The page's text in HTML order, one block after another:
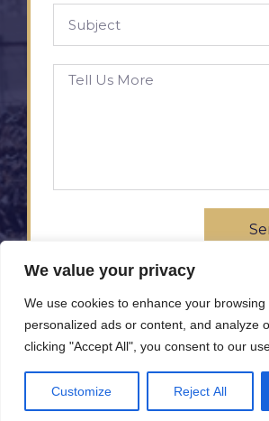
We value your privacy
We use cookies to enhance your
personalized ads or content, and analyze
clicking "Accept All", you consent to our
Customize Reject All
© All rights reserved